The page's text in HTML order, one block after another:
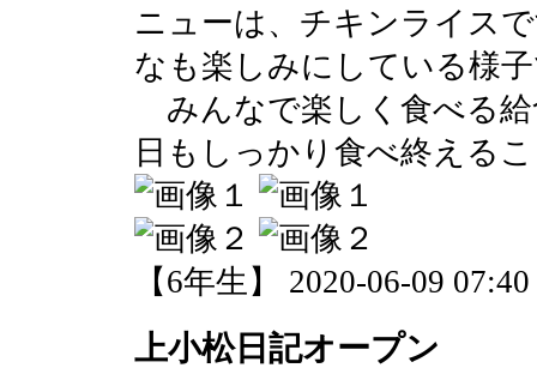
ニューは、チキンライス
なも楽しみにしている様
みんなで楽しく食べる
日もしっかり食べ終える
【6年生】 2020-06-09
上小松日記オープン